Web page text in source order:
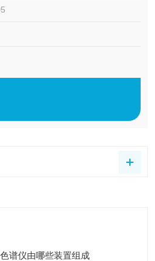
谱仪由哪些装置组成